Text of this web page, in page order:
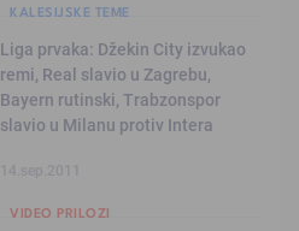
KALESIJSKE TEME
Liga prvaka: Džekin City izvukao
remi, Real slavio u Zagrebu,
Bayern rutinski, Trabzonspor
slavio u Milanu protiv Intera
VIDEO PRILOZI